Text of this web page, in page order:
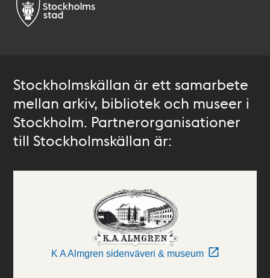
Stockholmskällan är ett samarbete
mellan arkiv, bibliotek och museer i
Stockholm. Partnerorganisationer
till Stockholmskällan är:
K A Almgren sidenväveri & museum